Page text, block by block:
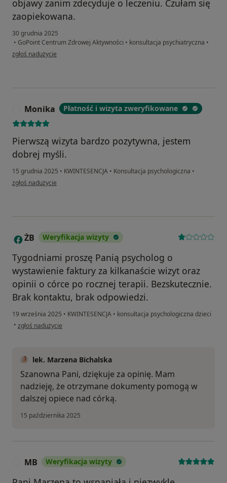
objawy zanim zdecyduje o leczeniu. Czułam się
zaopiekowana.
30 grudnia 2025
• GoPoint Centrum Zdrowej Aktywności • konsultacja psychiatryczna •
w opinii użytkownika WB
zgłoś nadużycie
Monika Płatność i wizyta zweryfikowane
Pierwszą wizyta bardzo pozytywna, jestem
dobrej myśli.
15 grudnia 2025 • KWINTESENCJA • Konsultacja psychologiczna •
w opinii użytkownika Monika
zgłoś nadużycie
Ż ŻB Weryfikacja wizyty
Tygodniami proszę Panią psycholog o
wystawienie faktury za kilkanaście wizyt oraz
opinii o córce po rocznej terapii. Bezskutecznie.
Brak kontaktu, brak odpowiedzi.
19 września 2025 • KWINTESENCJA • konsultacja psychologiczna dzieci
• w opinii użytkownika ŻB
zgłoś nadużycie
lek. Marzena Bichalska
Szanowna Pani, dziękuje za opinię. Mam
nadzieję, że otrzymane dokumenty pomogą w
dalszej opiece nad córką.
15 października 2025
MB Weryfikacja wizyty